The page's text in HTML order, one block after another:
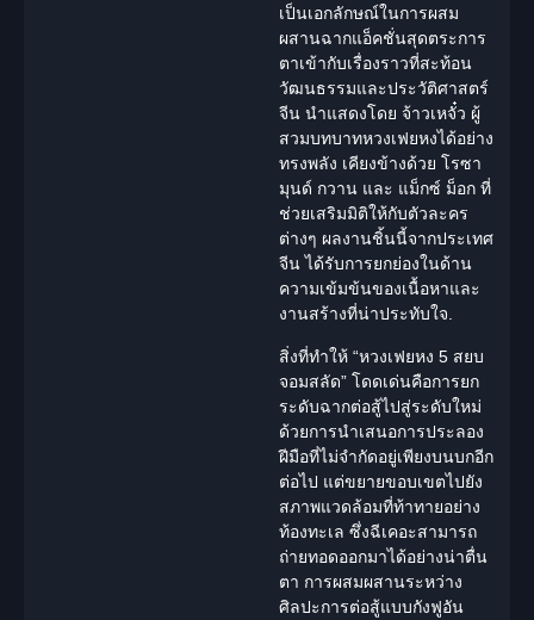
เป็นเอกลักษณ์ในการผสม
ผสานฉากแอ็คชั่นสุดตระการ
ตาเข้ากับเรื่องราวที่สะท้อน
วัฒนธรรมและประวัติศาสตร์
จีน นำแสดงโดย จ้าวเหจั๋ว ผู้
สวมบทบาทหวงเฟยหงได้อย่าง
ทรงพลัง เคียงข้างด้วย โรซา
มุนด์ กวาน และ แม็กซ์ ม็อก ที่
ช่วยเสริมมิติให้กับตัวละคร
ต่างๆ ผลงานชิ้นนี้จากประเทศ
จีน ได้รับการยกย่องในด้าน
ความเข้มข้นของเนื้อหาและ
งานสร้างที่น่าประทับใจ.
สิ่งที่ทำให้ “หวงเฟยหง 5 สยบ
จอมสลัด” โดดเด่นคือการยก
ระดับฉากต่อสู้ไปสู่ระดับใหม่
ด้วยการนำเสนอการประลอง
ฝีมือที่ไม่จำกัดอยู่เพียงบนบกอีก
ต่อไป แต่ขยายขอบเขตไปยัง
สภาพแวดล้อมที่ท้าทายอย่าง
ท้องทะเล ซึ่งฉีเคอะสามารถ
ถ่ายทอดออกมาได้อย่างน่าตื่น
ตา การผสมผสานระหว่าง
ศิลปะการต่อสู้แบบกังฟูอัน